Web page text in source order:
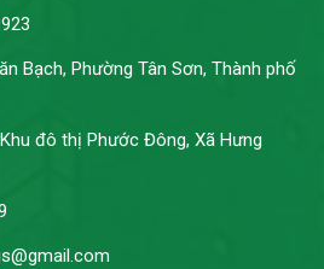
Bạch, Phường Tân Sơn, Thành phố
đô thị Phước Đông, Xã Hưng